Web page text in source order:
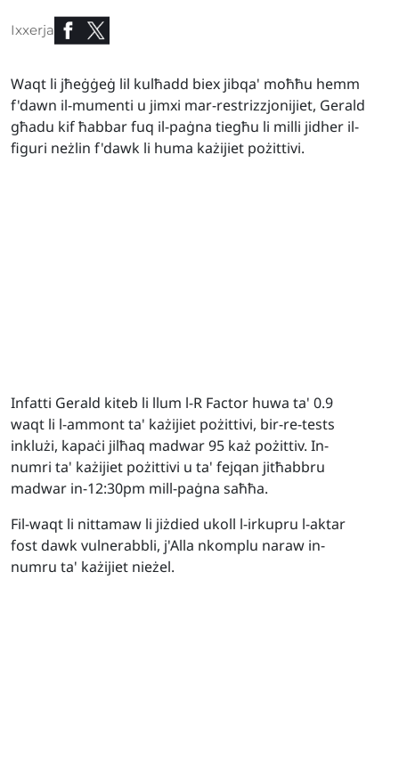
Ixxerja
Waqt li jħeġġeġ lil kulħadd biex jibqa' moħħu hemm
f'dawn il-mumenti u jimxi mar-restrizzjonijiet, Gerald
għadu kif ħabbar fuq il-paġna tiegħu li milli jidher il-
figuri neżlin f'dawk li huma każijiet pożittivi.
Infatti Gerald kiteb li llum l-R Factor huwa ta' 0.9
waqt li l-ammont ta' każijiet pożittivi, bir-re-tests
inklużi, kapaċi jilħaq madwar 95 każ pożittiv. In-
numri ta' każijiet pożittivi u ta' fejqan jitħabbru
madwar in-12:30pm mill-paġna saħħa.
Fil-waqt li nittamaw li jiżdied ukoll l-irkupru l-aktar
fost dawk vulnerabbli, j'Alla nkomplu naraw in-
numru ta' każijiet nieżel.